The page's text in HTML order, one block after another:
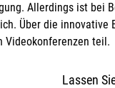
Allerdings ist bei
Über die innovative
Videokonferenzen teil.
Lassen